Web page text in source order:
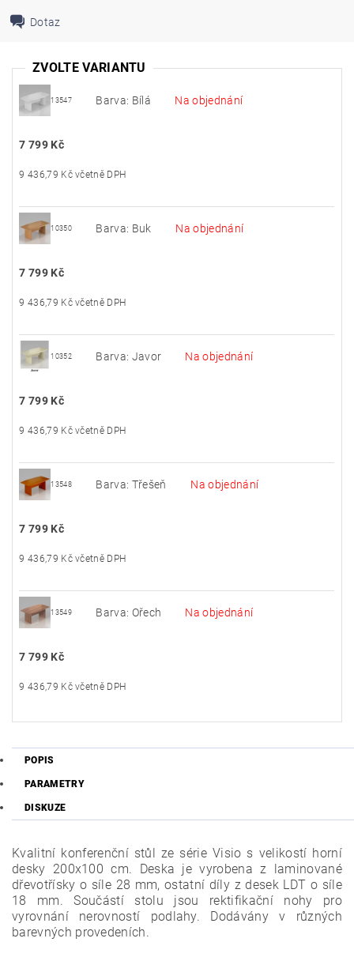
Dotaz
ZVOLTE VARIANTU
13547 Barva: Bílá Na objednání
7 799 Kč
9 436,79 Kč včetně DPH
10350 Barva: Buk Na objednání
7 799 Kč
9 436,79 Kč včetně DPH
10352 Barva: Javor Na objednání
7 799 Kč
9 436,79 Kč včetně DPH
13548 Barva: Třešeň Na objednání
7 799 Kč
9 436,79 Kč včetně DPH
13549 Barva: Ořech Na objednání
7 799 Kč
9 436,79 Kč včetně DPH
POPIS
PARAMETRY
DISKUZE
Kvalitní konferenční stůl ze série Visio s velikostí horní
desky 200x100 cm. Deska je vyrobena z laminované
dřevotřísky o síle 28 mm, ostatní díly z desek LDT o síle
18 mm. Součástí stolu jsou rektifikační nohy pro
vyrovnání nerovností podlahy. Dodávány v různých
barevných provedeních.